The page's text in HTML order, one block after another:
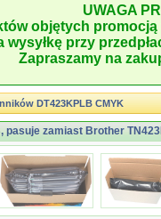
UWAGA
objętych promocją
wysyłkę przy
Zapraszamy na
DT423KPLB CMYK
zamiast Brother